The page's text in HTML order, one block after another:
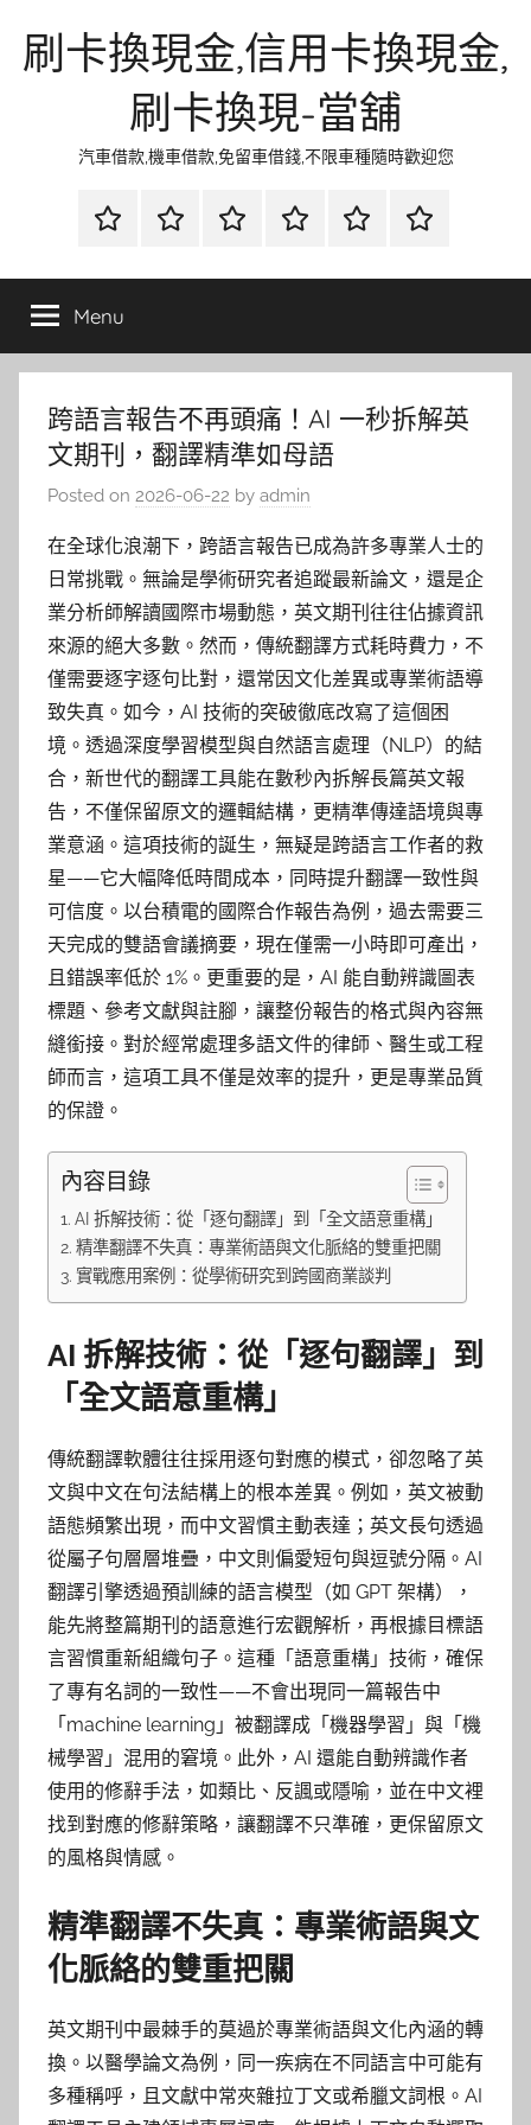
刷卡換現金,信用卡換現金,
刷卡換現-當舖
汽車借款,機車借款,免留車借錢,不限車種隨時歡迎您
首
當
金
網
資
流
時
環
清
聯
徵
Menu
跨語言報告不再頭痛！AI 一秒拆解英
文期刊，翻譯精準如母語
Posted on 2026-06-22 by admin
在全球化浪潮下，跨語言報告已成為許多專業人士的
日常挑戰。無論是學術研究者追蹤最新論文，還是企
業分析師解讀國際市場動態，英文期刊往往佔據資訊
來源的絕大多數。然而，傳統翻譯方式耗時費力，不
僅需要逐字逐句比對，還常因文化差異或專業術語導
致失真。如今，AI 技術的突破徹底改寫了這個困
境。透過深度學習模型與自然語言處理（NLP）的結
合，新世代的翻譯工具能在數秒內拆解長篇英文報
告，不僅保留原文的邏輯結構，更精準傳達語境與專
業意涵。這項技術的誕生，無疑是跨語言工作者的救
星——它大幅降低時間成本，同時提升翻譯一致性與
可信度。以台積電的國際合作報告為例，過去需要三
天完成的雙語會議摘要，現在僅需一小時即可產出，
且錯誤率低於 1%。更重要的是，AI 能自動辨識圖表
標題、參考文獻與註腳，讓整份報告的格式與內容無
縫銜接。對於經常處理多語文件的律師、醫生或工程
師而言，這項工具不僅是效率的提升，更是專業品質
的保證。
內容目錄
AI 拆解技術：從「逐句翻譯」到「全文語意重構」
精準翻譯不失真：專業術語與文化脈絡的雙重把關
實戰應用案例：從學術研究到跨國商業談判
AI 拆解技術：從「逐句翻譯」到
「全文語意重構」
傳統翻譯軟體往往採用逐句對應的模式，卻忽略了英
文與中文在句法結構上的根本差異。例如，英文被動
語態頻繁出現，而中文習慣主動表達；英文長句透過
從屬子句層層堆疊，中文則偏愛短句與逗號分隔。AI
翻譯引擎透過預訓練的語言模型（如 GPT 架構），
能先將整篇期刊的語意進行宏觀解析，再根據目標語
言習慣重新組織句子。這種「語意重構」技術，確保
了專有名詞的一致性——不會出現同一篇報告中
「machine learning」被翻譯成「機器學習」與「機
械學習」混用的窘境。此外，AI 還能自動辨識作者
使用的修辭手法，如類比、反諷或隱喻，並在中文裡
找到對應的修辭策略，讓翻譯不只準確，更保留原文
的風格與情感。
精準翻譯不失真：專業術語與文
化脈絡的雙重把關
英文期刊中最棘手的莫過於專業術語與文化內涵的轉
換。以醫學論文為例，同一疾病在不同語言中可能有
多種稱呼，且文獻中常夾雜拉丁文或希臘文詞根。AI